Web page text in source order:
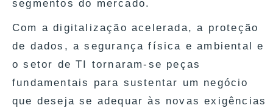
segmentos do mercado.
Com a digitalização acelerada, a proteção
de dados, a segurança física e ambiental e
o setor de TI tornaram-se peças
fundamentais para sustentar um negócio
que deseja se adequar às novas exigências